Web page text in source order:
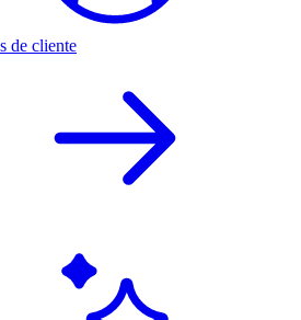
de cliente